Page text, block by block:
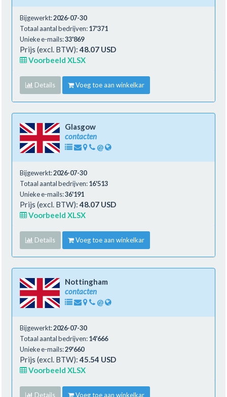
Bijgewerkt:2026-07-30
Totaal aantal bedrijven:17'371
Unieke e-mails:33'869
Prijs (excl. BTW):48.07 USD
Voorbeeld XLSX
Details Voeg toe aan winkelkar
Glasgow
contacten
@
Bijgewerkt:2026-07-30
Totaal aantal bedrijven:16'513
Unieke e-mails:36'191
Prijs (excl. BTW):48.07 USD
Voorbeeld XLSX
Details Voeg toe aan winkelkar
Nottingham
contacten
@
Bijgewerkt:2026-07-30
Totaal aantal bedrijven:14'666
Unieke e-mails:29'660
Prijs (excl. BTW):45.54 USD
Voorbeeld XLSX
Details Voeg toe aan winkelkar